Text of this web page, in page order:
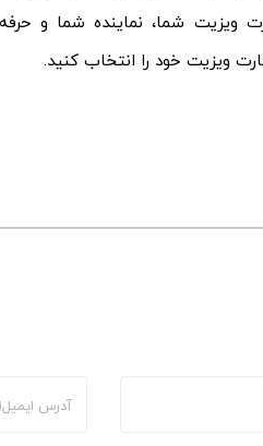
شما، نماینده شما و
ویزیت خود را انتخاب کنید.